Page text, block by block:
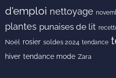
d'emploi nettoyage
plantes punaises de lit
Noël
rosier soldes 2024 tendance
hiver tendance mode Zara